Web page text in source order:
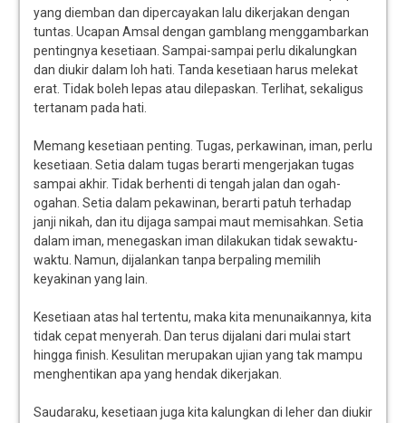
yang diemban dan dipercayakan lalu dikerjakan dengan
tuntas. Ucapan Amsal dengan gamblang menggambarkan
pentingnya kesetiaan. Sampai-sampai perlu dikalungkan
dan diukir dalam loh hati. Tanda kesetiaan harus melekat
erat. Tidak boleh lepas atau dilepaskan. Terlihat, sekaligus
tertanam pada hati.
Memang kesetiaan penting. Tugas, perkawinan, iman, perlu
kesetiaan. Setia dalam tugas berarti mengerjakan tugas
sampai akhir. Tidak berhenti di tengah jalan dan ogah-
ogahan. Setia dalam pekawinan, berarti patuh terhadap
janji nikah, dan itu dijaga sampai maut memisahkan. Setia
dalam iman, menegaskan iman dilakukan tidak sewaktu-
waktu. Namun, dijalankan tanpa berpaling memilih
keyakinan yang lain.
Kesetiaan atas hal tertentu, maka kita menunaikannya, kita
tidak cepat menyerah. Dan terus dijalani dari mulai start
hingga finish. Kesulitan merupakan ujian yang tak mampu
menghentikan apa yang hendak dikerjakan.
Saudaraku, kesetiaan juga kita kalungkan di leher dan diukir